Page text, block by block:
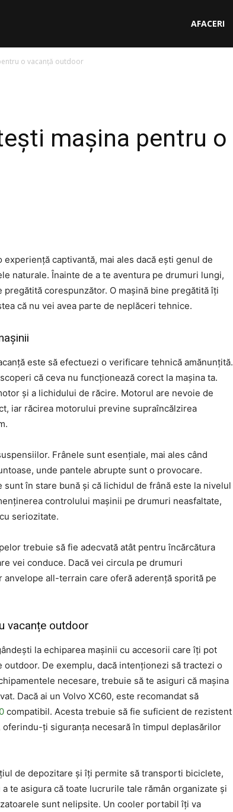
AFACERI
o vacanță outdoor
mașina pentru o
captivantă, mai ales dacă ești genul de
naturale. Înainte de a te aventura pe drumuri lungi,
corespunzător. O mașină bine pregătită îți
că nu vei avea parte de neplăceri tehnice.
este să efectuezi o verificare tehnică amănunțită.
că ceva nu funcționează corect la mașina ta.
și a lichidului de răcire. Motorul are nevoie de
iar răcirea motorului previne supraîncălzirea
Frânele sunt esențiale, mai ales când
unde pantele abrupte sunt o provocare.
în stare bună și că lichidul de frână este la nivelul
controlului mașinii pe drumuri neasfaltate,
seriozitate.
trebuie să fie adecvată atât pentru încărcătura
vei conduce. Dacă vei circula pe drumuri
all-terrain care oferă aderență sporită pe
vacanțe outdoor
la echiparea mașinii cu accesorii care îți pot
De exemplu, dacă intenționezi să tractezi o
necesare, trebuie să te asiguri că mașina
Dacă ai un Volvo XC60, este recomandat să
compatibil. Acesta trebuie să fie suficient de rezistent
ți siguranța necesară în timpul deplasărilor
de depozitare și îți permite să transporti biciclete,
te asigura că toate lucrurile tale rămân organizate și
sunt nelipsite. Un cooler portabil îți va